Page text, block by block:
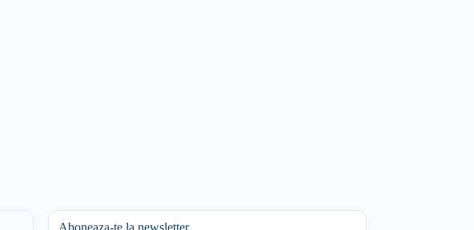
Aboneaza-te la newsletter